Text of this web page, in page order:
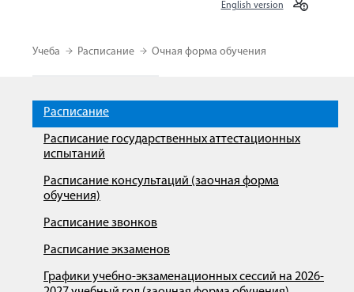
English version
Учеба Расписание Очная форма обучения
Расписание
Расписание государственных аттестационных
испытаний
Расписание консультаций (заочная форма
обучения)
Расписание звонков
Расписание экзаменов
Графики учебно-экзаменационных сессий на 2026-